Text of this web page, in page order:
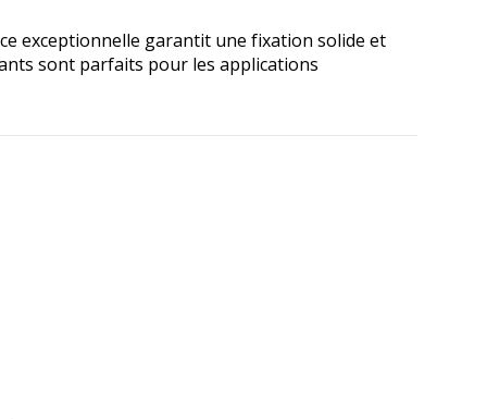
exceptionnelle garantit une fixation solide et
sont parfaits pour les applications